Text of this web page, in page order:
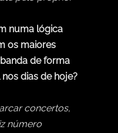
numa lógica
os maiores
de forma
dias de hoje?
concertos,
número